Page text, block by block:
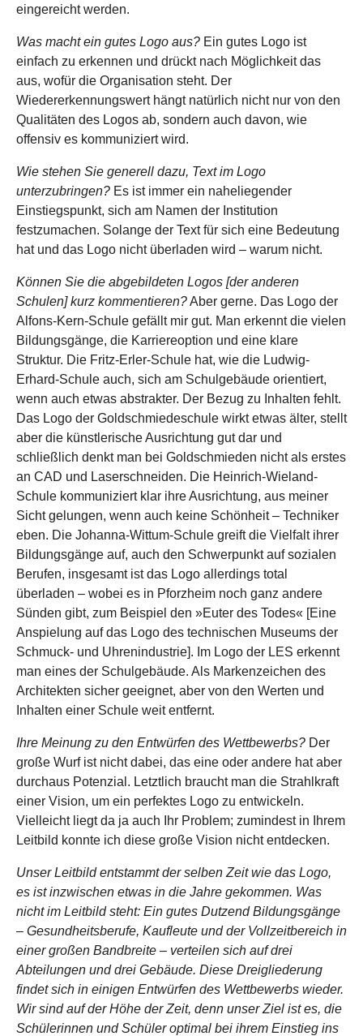
eingereicht werden.
Was macht ein gutes Logo aus? Ein gutes Logo ist
einfach zu erkennen und drückt nach Möglichkeit das
aus, wofür die Organisation steht. Der
Wiedererkennungswert hängt natürlich nicht nur von den
Qualitäten des Logos ab, sondern auch davon, wie
offensiv es kommuniziert wird.
Wie stehen Sie generell dazu, Text im Logo
unterzubringen? Es ist immer ein naheliegender
Einstiegspunkt, sich am Namen der Institution
festzumachen. Solange der Text für sich eine Bedeutung
hat und das Logo nicht überladen wird – warum nicht.
Können Sie die abgebildeten Logos [der anderen
Schulen] kurz kommentieren?Aber gerne. Das Logo der
Alfons-Kern-Schule gefällt mir gut. Man erkennt die vielen
Bildungsgänge, die Karriereoption und eine klare
Struktur. Die Fritz-Erler-Schule hat, wie die Ludwig-
Erhard-Schule auch, sich am Schulgebäude orientiert,
wenn auch etwas abstrakter. Der Bezug zu Inhalten fehlt.
Das Logo der Goldschmiedeschule wirkt etwas älter, stellt
aber die künstlerische Ausrichtung gut dar und
schließlich denkt man bei Goldschmieden nicht als erstes
an CAD und Laserschneiden. Die Heinrich-Wieland-
Schule kommuniziert klar ihre Ausrichtung, aus meiner
Sicht gelungen, wenn auch keine Schönheit – Techniker
eben. Die Johanna-Wittum-Schule greift die Vielfalt ihrer
Bildungsgänge auf, auch den Schwerpunkt auf sozialen
Berufen, insgesamt ist das Logo allerdings total
überladen – wobei es in Pforzheim noch ganz andere
Sünden gibt, zum Beispiel den »Euter des Todes« [Eine
Anspielung auf das Logo des technischen Museums der
Schmuck- und Uhrenindustrie]. Im Logo der LES erkennt
man eines der Schulgebäude. Als Markenzeichen des
Architekten sicher geeignet, aber von den Werten und
Inhalten einer Schule weit entfernt.
Ihre Meinung zu den Entwürfen des Wettbewerbs? Der
große Wurf ist nicht dabei, das eine oder andere hat aber
durchaus Potenzial. Letztlich braucht man die Strahlkraft
einer Vision, um ein perfektes Logo zu entwickeln.
Vielleicht liegt da ja auch Ihr Problem; zumindest in Ihrem
Leitbild konnte ich diese große Vision nicht entdecken.
Unser Leitbild entstammt der selben Zeit wie das Logo,
es ist inzwischen etwas in die Jahre gekommen. Was
nicht im Leitbild steht: Ein gutes Dutzend Bildungsgänge
– Gesundheitsberufe, Kaufleute und der Vollzeitbereich in
einer großen Bandbreite – verteilen sich auf drei
Abteilungen und drei Gebäude. Diese Dreigliederung
findet sich in einigen Entwürfen des Wettbewerbs wieder.
Wir sind auf der Höhe der Zeit, denn unser Ziel ist es, die
Schülerinnen und Schüler optimal bei ihrem Einstieg ins